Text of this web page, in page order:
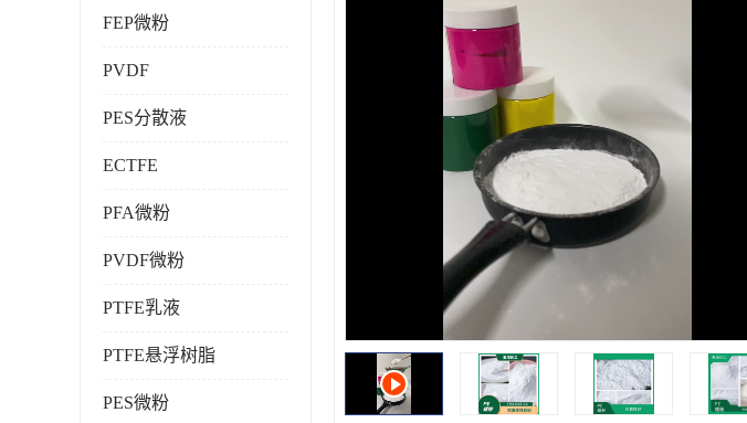
FEP微粉
PVDF
PES分散液
ECTFE
PFA微粉
PVDF微粉
PTFE乳液
PTFE悬浮树脂
PES微粉